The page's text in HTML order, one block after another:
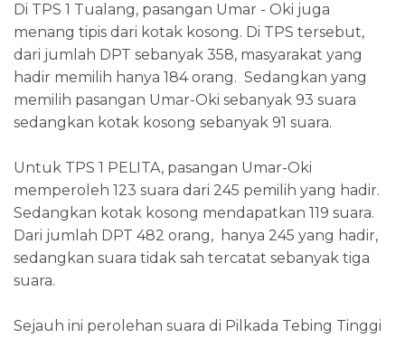
Di TPS 1 Tualang, pasangan Umar - Oki juga
menang tipis dari kotak kosong. Di TPS tersebut,
dari jumlah DPT sebanyak 358, masyarakat yang
hadir memilih hanya 184 orang. Sedangkan yang
memilih pasangan Umar-Oki sebanyak 93 suara
sedangkan kotak kosong sebanyak 91 suara.
Untuk TPS 1 PELITA, pasangan Umar-Oki
memperoleh 123 suara dari 245 pemilih yang hadir.
Sedangkan kotak kosong mendapatkan 119 suara.
Dari jumlah DPT 482 orang, hanya 245 yang hadir,
sedangkan suara tidak sah tercatat sebanyak tiga
suara.
Sejauh ini perolehan suara di Pilkada Tebing Tinggi